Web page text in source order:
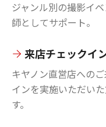
ジャンル別の撮影イ
師としてサポート。
来店チェックイ
キヤノン直営店への
インを実施いただい
す。